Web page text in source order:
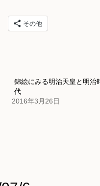
その他
錦絵にみる明治天皇と明治
代
2016年3月26日